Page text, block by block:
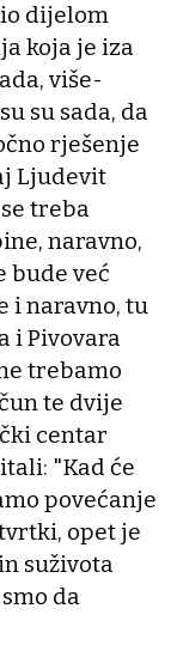
dijelom
koja je iza
više-
su sada, da
rješenje
Ljudevit
treba
naravno,
bude već
i naravno, tu
i Pivovara
trebamo
te dvije
centar
"Kad će
povećanje
opet je
suživota
da